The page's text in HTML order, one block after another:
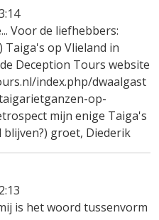
Voor de liefhebbers:
Taiga's op Vlieland in
Deception Tours website
index.php/dwaalgast
op-
mijn enige Taiga's
blijven?) groet, Diederik
is het woord tussenvorm